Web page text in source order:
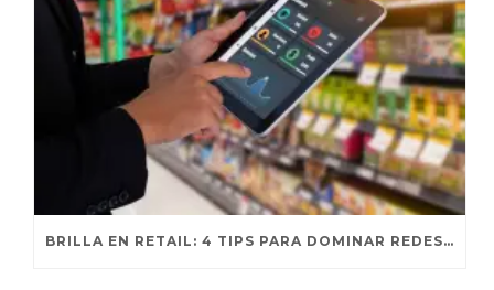
BRILLA EN RETAIL: 4 TIPS PARA DOMINAR REDES SOCIALES